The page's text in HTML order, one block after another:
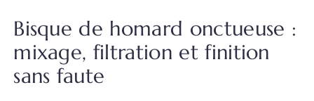
Bisque de homard onctueuse :
mixage, filtration et finition
sans faute